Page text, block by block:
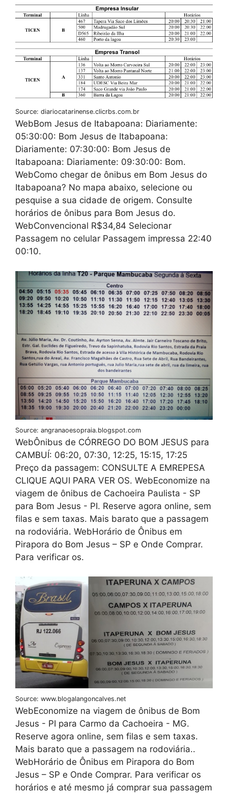
Source: diariocatarinense.clicrbs.com.br
WebBom Jesus de Itabapoana: Diariamente:
05:30:00: Bom Jesus de Itabapoana:
Diariamente: 07:30:00: Bom Jesus de
Itabapoana: Diariamente: 09:30:00: Bom.
WebComo chegar de ônibus em Bom Jesus do
Itabapoana? No mapa abaixo, selecione ou
pesquise a sua cidade de origem. Consulte
horários de ônibus para Bom Jesus do.
WebConvencional R$34,84 Selecionar
Passagem no celular Passagem impressa 22:40
00:10.
Source: angranaoesopraia.blogspot.com
WebÔnibus de CÓRREGO DO BOM JESUS para
CAMBUÍ: 06:20, 07:30, 12:25, 15:15, 17:25
Preço da passagem: CONSULTE A EMREPESA
CLIQUE AQUI PARA VER OS. WebEconomize na
viagem de ônibus de Cachoeira Paulista - SP
para Bom Jesus - PI. Reserve agora online, sem
filas e sem taxas. Mais barato que a passagem
na rodoviária. WebHorário de Ônibus em
Pirapora do Bom Jesus – SP e Onde Comprar.
Para verificar os.
Source: www.blogalangoncalves.net
WebEconomize na viagem de ônibus de Bom
Jesus - PI para Carmo da Cachoeira - MG.
Reserve agora online, sem filas e sem taxas.
Mais barato que a passagem na rodoviária..
WebHorário de Ônibus em Pirapora do Bom
Jesus – SP e Onde Comprar. Para verificar os
horários e até mesmo já comprar sua passagem